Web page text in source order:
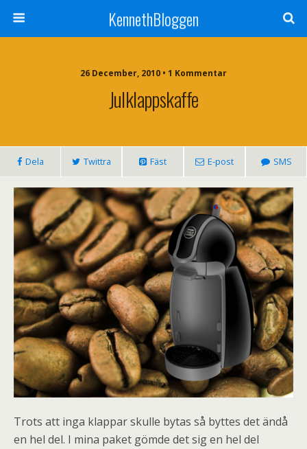
KennethBloggen
26 December, 2010 • 1 Kommentar
Julklappskaffe
Dela Twittra Fäst E-post SMS
Trots att inga klappar skulle bytas så byttes det ändå
en hel del. I mina paket gömde det sig en hel del